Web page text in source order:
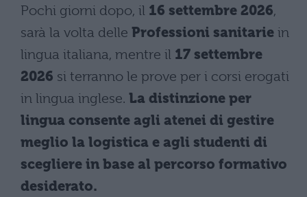
Pochi giorni dopo, il 16 settembre 2026,
sarà la volta delle Professioni sanitarie in
lingua italiana, mentre il 17 settembre
2026 si terranno le prove per i corsi erogati
in lingua inglese. La distinzione per
lingua consente agli atenei di gestire
meglio la logistica e agli studenti di
scegliere in base al percorso formativo
desiderato.